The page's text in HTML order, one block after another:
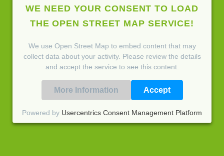
WE NEED YOUR CONSENT TO LOAD
THE OPEN STREET MAP SERVICE!
We use Open Street Map to embed content that may
collect data about your activity. Please review the details
and accept the service to see this content.
More Information Accept
Powered by Usercentrics Consent Management Platform